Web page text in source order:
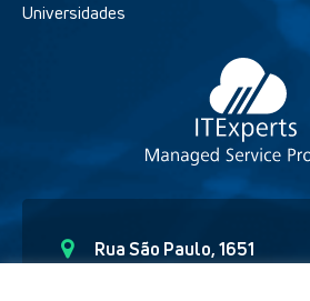
Universidades
Rua São Paulo, 1651
Curitiba – Paraná CEP -